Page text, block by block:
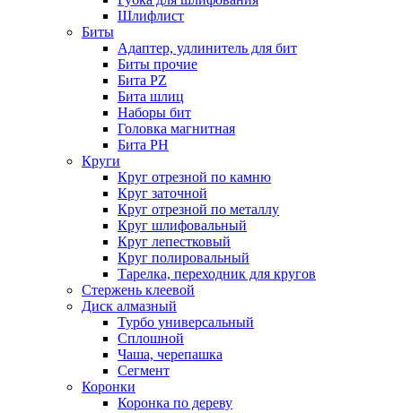
Шлифлист
Биты
Адаптер, удлинитель для бит
Биты прочие
Бита PZ
Бита шлиц
Наборы бит
Головка магнитная
Бита PH
Круги
Круг отрезной по камню
Круг заточной
Круг отрезной по металлу
Круг шлифовальный
Круг лепестковый
Круг полировальный
Тарелка, переходник для кругов
Стержень клеевой
Диск алмазный
Турбо универсальный
Сплошной
Чаша, черепашка
Сегмент
Коронки
Коронка по дереву